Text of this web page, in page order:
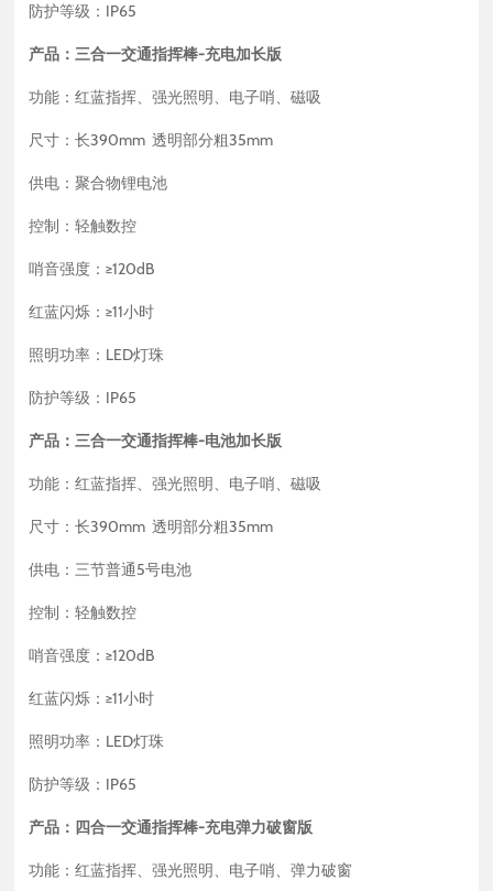
防护等级：IP65
产品：三合一交通指挥棒-充电加长版
功能：红蓝指挥、强光照明、电子哨、磁吸
尺寸：长390mm 透明部分粗35mm
供电：聚合物锂电池
控制：轻触数控
哨音强度：≥120dB
红蓝闪烁：≥11小时
照明功率：LED灯珠
防护等级：IP65
产品：三合一交通指挥棒-电池加长版
功能：红蓝指挥、强光照明、电子哨、磁吸
尺寸：长390mm 透明部分粗35mm
供电：三节普通5号电池
控制：轻触数控
哨音强度：≥120dB
红蓝闪烁：≥11小时
照明功率：LED灯珠
防护等级：IP65
产品：四合一交通指挥棒-充电弹力破窗版
功能：红蓝指挥、强光照明、电子哨、弹力破窗